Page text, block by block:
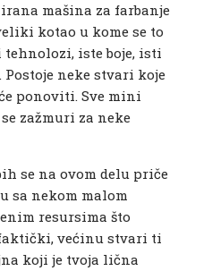
mašina za farbanje
kotao u kome se to
iste boje, isti
Postoje neke stvari koje
ponoviti. Sve mini
zažmuri za neke
se na ovom delu priče
sa nekom malom
resursima što
većinu stvari ti
koji je tvoja lična